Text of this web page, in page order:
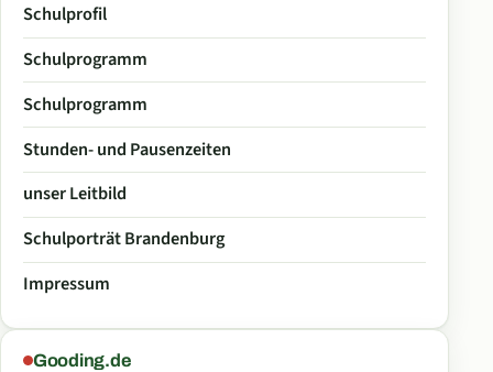
Schulprofil
Schulprogramm
Schulprogramm
Stunden- und Pausenzeiten
unser Leitbild
Schulporträt Brandenburg
Impressum
Gooding.de